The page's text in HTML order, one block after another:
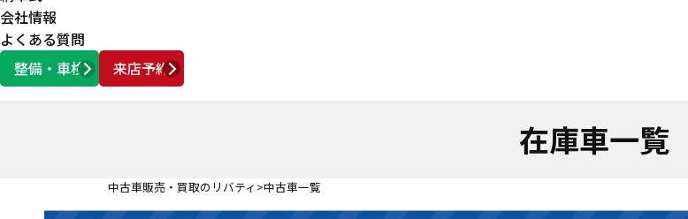
会社情報
よくある質問
整備・車検
来店予約
営業時間 AM10:00 ～ PM6:00
在庫車一覧
中古車販売・買取のリバティ 中古車一覧